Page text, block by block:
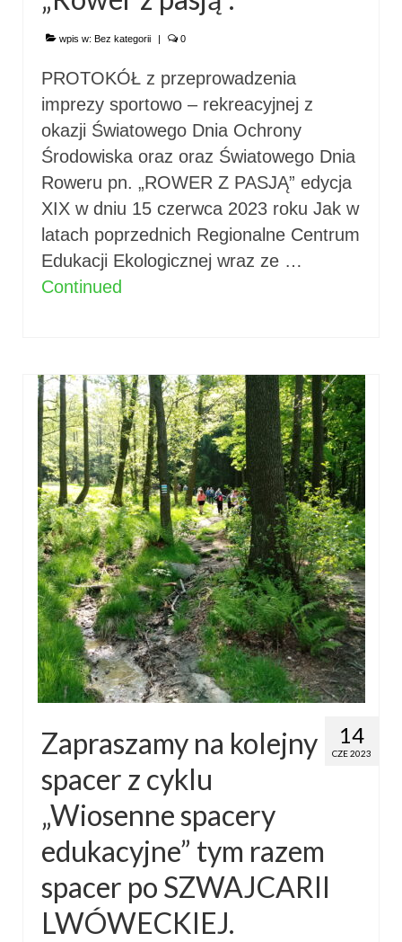
wpis w: Bez kategorii | 0
PROTOKÓŁ z przeprowadzenia
imprezy sportowo – rekreacyjnej z
okazji Światowego Dnia Ochrony
Środowiska oraz oraz Światowego Dnia
Roweru pn. „ROWER Z PASJĄ” edycja
XIX w dniu 15 czerwca 2023 roku Jak w
latach poprzednich Regionalne Centrum
Edukacji Ekologicznej wraz ze …
Continued
14
CZE 2023
Zapraszamy na kolejny
spacer z cyklu
„Wiosenne spacery
edukacyjne” tym razem
spacer po SZWAJCARII
LWÓWECKIEJ.